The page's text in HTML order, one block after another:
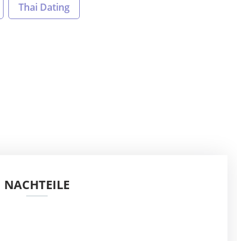
Thai Dating
NACHTEILE